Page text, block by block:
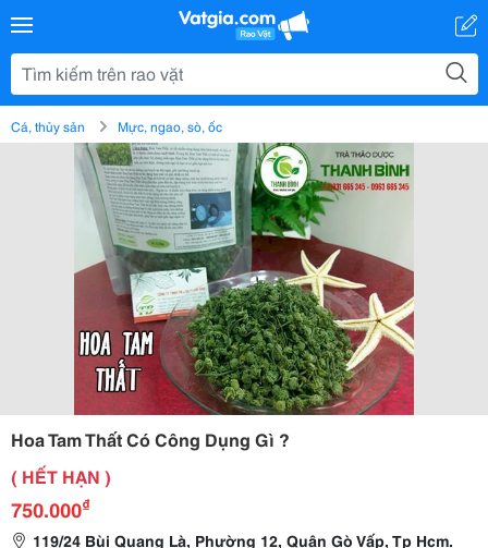
Cá, thủy sản Mực, ngao, sò, ốc
Hoa Tam Thất Có Công Dụng Gì ?
( HẾT HẠN )
750.000₫
119/24 Bùi Quang Là, Phường 12, Quận Gò Vấp, Tp Hcm.